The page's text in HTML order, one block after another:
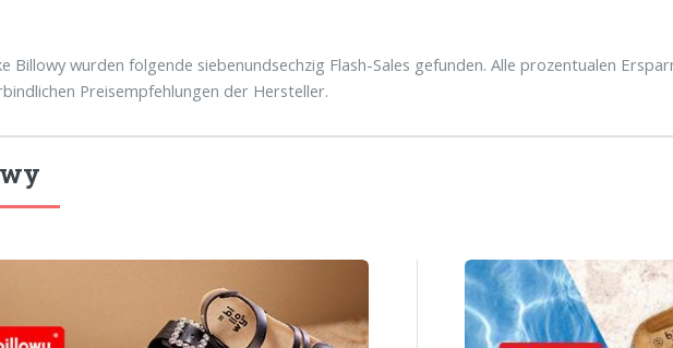
Billowy wurden folgende siebenundsechzig Flash-Sales gefunden. Alle prozentualen
Preisempfehlungen der Hersteller.